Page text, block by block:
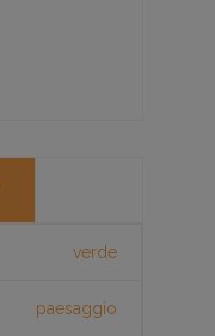
verde
paesaggio